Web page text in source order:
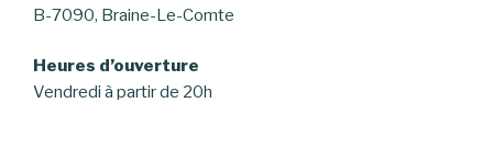
B-7090, Braine-Le-Comte
Heures d’ouverture
Vendredi à partir de 20h